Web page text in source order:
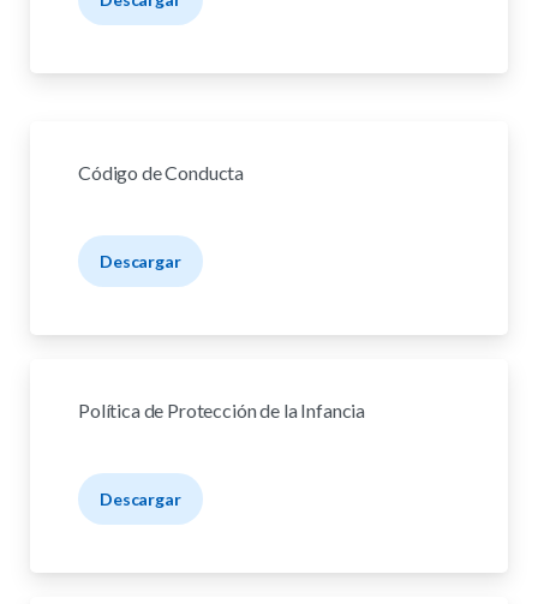
Código de Conducta
Descargar
Política de Protección de la Infancia
Descargar